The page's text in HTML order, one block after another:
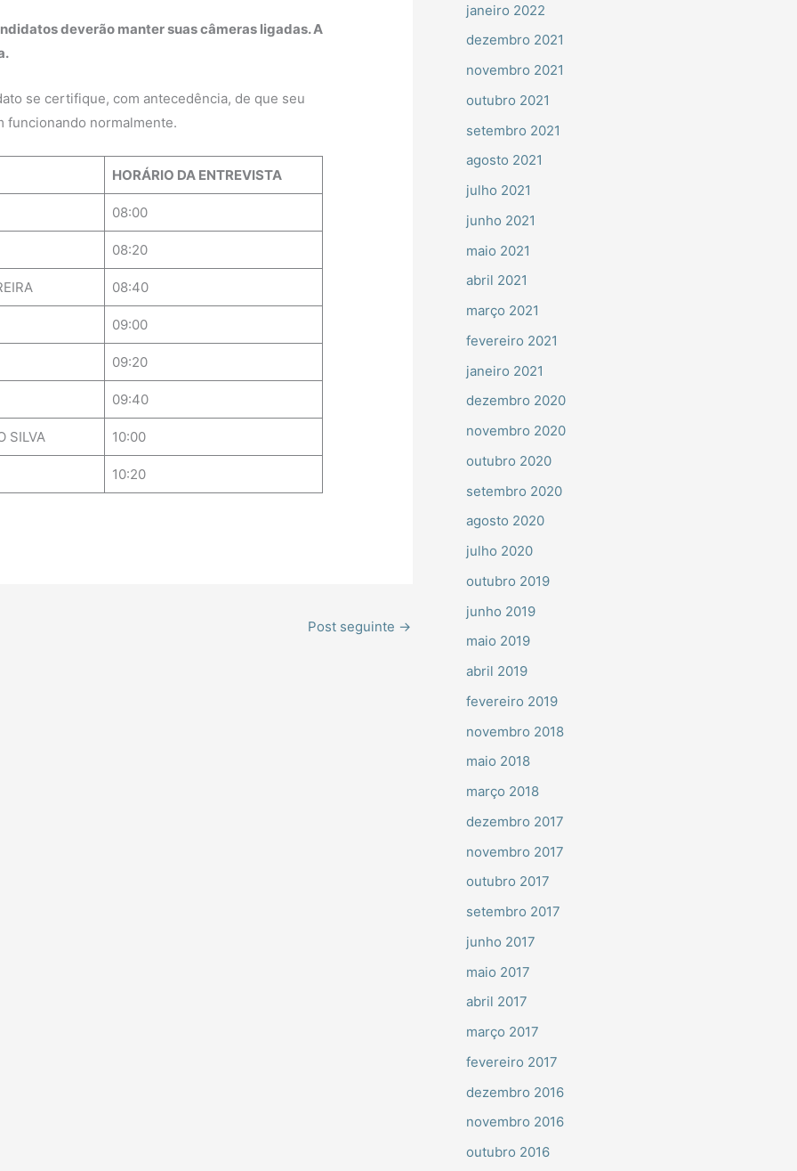
deverão manter suas câmeras ligadas. A
se certifique, com antecedência, de que seu
funcionando normalmente.
HORÁRIO DA ENTREVISTA
08:00
08:20
08:40
09:00
09:20
09:40
SILVA 10:00
10:20
Post seguinte →
janeiro 2022
dezembro 2021
novembro 2021
outubro 2021
setembro 2021
agosto 2021
julho 2021
junho 2021
maio 2021
abril 2021
março 2021
fevereiro 2021
janeiro 2021
dezembro 2020
novembro 2020
outubro 2020
setembro 2020
agosto 2020
julho 2020
outubro 2019
junho 2019
maio 2019
abril 2019
fevereiro 2019
novembro 2018
maio 2018
março 2018
dezembro 2017
novembro 2017
outubro 2017
setembro 2017
junho 2017
maio 2017
abril 2017
março 2017
fevereiro 2017
dezembro 2016
novembro 2016
outubro 2016